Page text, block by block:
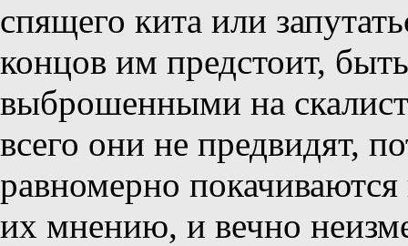
спящего кита или
концов им предстоит,
выброшенными на
всего они не предвидят,
равномерно
их мнению, и вечно